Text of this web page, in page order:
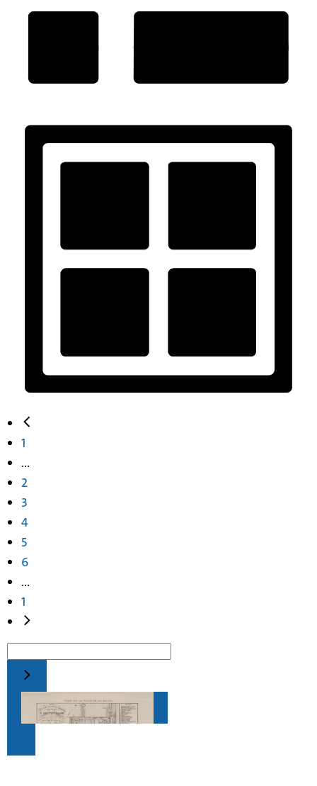
1
...
2
3
4
5
6
...
1